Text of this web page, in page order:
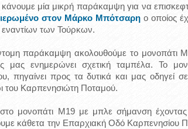
μία μικρή παράκαμψη για να
στον Μάρκο Μπότσαρη ο οποίος
των Τούρκων.
παράκαμψη ακολουθούμε το μονοπάτι
μας ενημερώνει σχετική ταμπέλα. Το
πηγαίνει προς τα δυτικά και μας οδηγεί
του Καρπενησιώτη Ποταμού.
μονοπάτι Μ19 με μπλε σήμανση έχοντας
κάθετα την Επαρχιακή Οδό Καρπενησίου